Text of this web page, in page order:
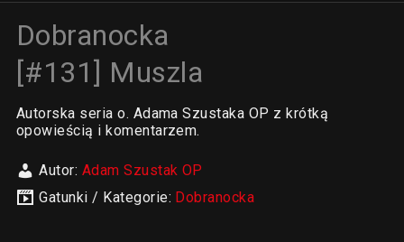
Dobranocka
[#131] Muszla
Autorska seria o. Adama Szustaka OP z krótką
opowieścią i komentarzem.
Autor: Adam Szustak OP
Gatunki / Kategorie: Dobranocka